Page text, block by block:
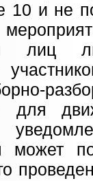
10 и не
лиц
для
может